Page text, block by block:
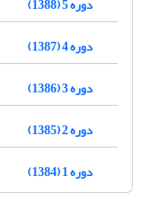
دوره 4 (1387)
دوره 3 (1386)
دوره 2 (1385)
دوره 1 (1384)